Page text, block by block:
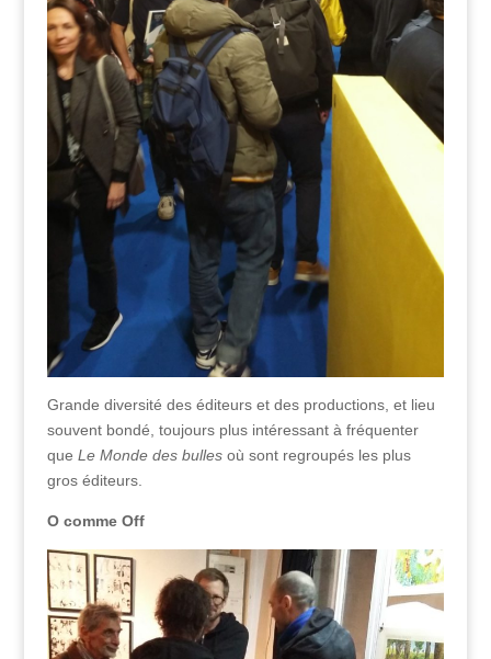
Grande diversité des éditeurs et des productions, et lieu
souvent bondé, toujours plus intéressant à fréquenter
que Le Monde des bullesoù sont regroupés les plus
gros éditeurs.
O comme Off